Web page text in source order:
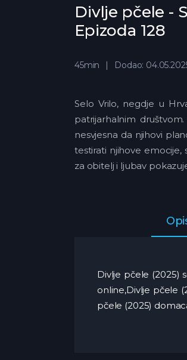
Divlje pčele -
Epizoda 128
45min Dodao:
Selo Vrilo, negdje u
patrijarhalnim
nesvjesna da njihovi
testirati njihove
za obitelj i ljubav
Divlje pčele (2025)
online,Divlje pčele
pčele (2025)